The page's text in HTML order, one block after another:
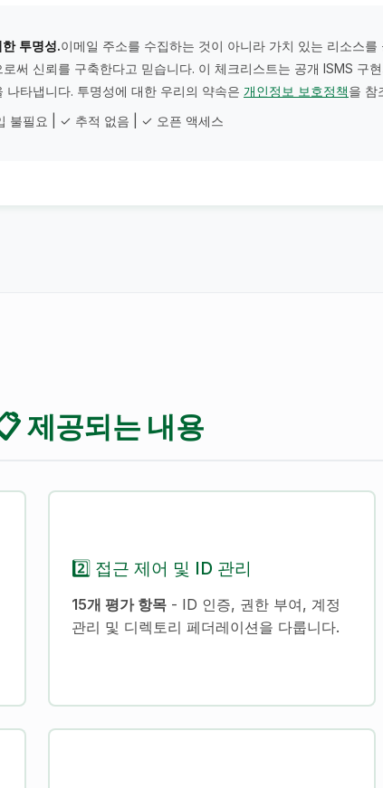
한 투명성.이메일 주소를 수집하는 것이 아니라 가치 있는 리소스를
로써 신뢰를 구축한다고 믿습니다. 이 체크리스트는 공개 ISMS 구
나타냅니다. 투명성에 대한 우리의 약속은 개인정보 보호정책을 참
불필요 | ✓ 추적 없음 | ✓ 오픈 액세스
제공되는 내용
2️⃣ 접근 제어 및 ID 관리
15개 평가 항목 - ID 인증, 권한 부여, 계정
관리 및 디렉토리 페더레이션을 다룹니다.